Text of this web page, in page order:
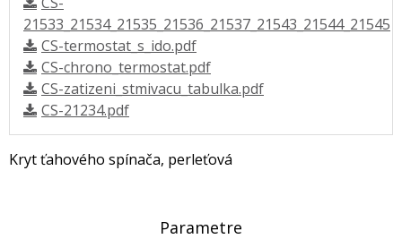
21533_21534_21535_21536_21537_21543_21544_21545
CS-termostat_s_ido.pdf
CS-chrono_termostat.pdf
CS-zatizeni_stmivacu_tabulka.pdf
CS-21234.pdf
Kryt ťahového spínača, perleťová
Parametre